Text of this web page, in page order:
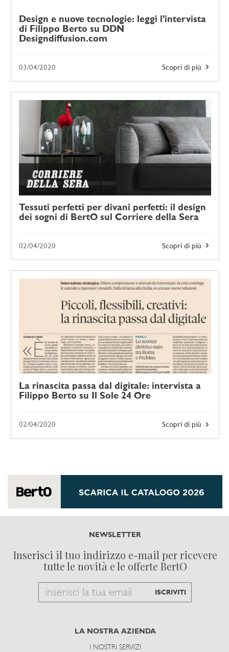
Design e nuove tecnologie: leggi l'intervista
di Filippo Berto su DDN
Designdiffusion.com
Scopri di più
03/04/2020
Tessuti perfetti per divani perfetti: il design
dei sogni di BertO sul Corriere della Sera
Scopri di più
02/04/2020
La rinascita passa dal digitale: intervista a
Filippo Berto su Il Sole 24 Ore
Scopri di più
02/04/2020
NEWSLETTER
Inserisci il tuo indirizzo e-mail per ricevere
tutte le novità e le offerte BertO
Email
subscribe
ISCRIVITI
LA NOSTRA AZIENDA
I NOSTRI SERVIZI